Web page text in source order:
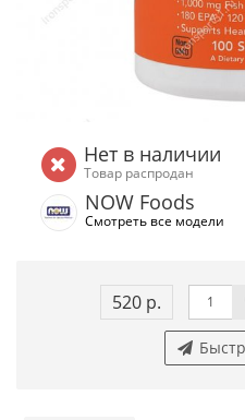
Нет в наличии
Товар распродан
NOW Foods
Смотреть все модели
520 р.